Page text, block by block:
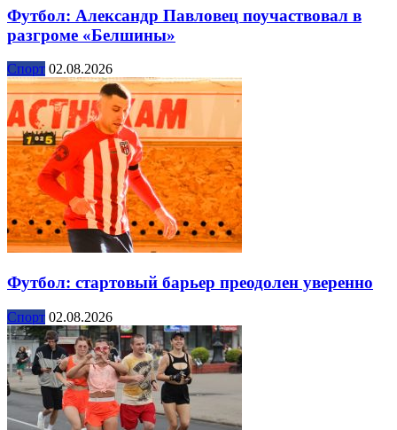
Футбол: Александр Павловец поучаствовал в
разгроме «Белшины»
Спорт 02.08.2026
Футбол: стартовый барьер преодолен уверенно
Спорт 02.08.2026